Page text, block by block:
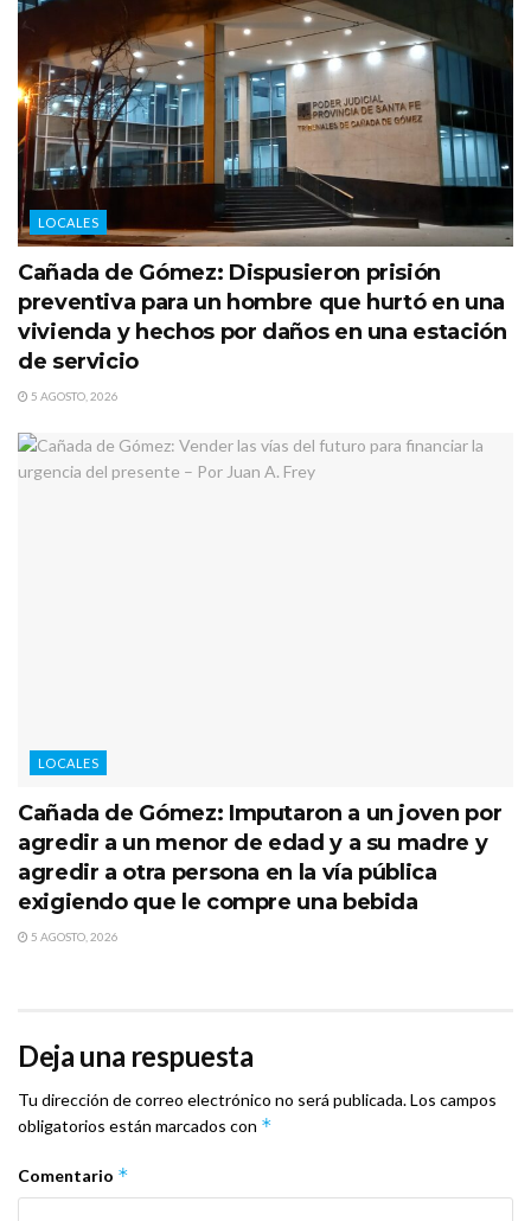
LOCALES
Cañada de Gómez: Dispusieron prisión
preventiva para un hombre que hurtó en una
vivienda y hechos por daños en una estación
de servicio
5 AGOSTO, 2026
LOCALES
Cañada de Gómez: Imputaron a un joven por
agredir a un menor de edad y a su madre y
agredir a otra persona en la vía pública
exigiendo que le compre una bebida
5 AGOSTO, 2026
Deja una respuesta
Tu dirección de correo electrónico no será publicada.Los campos
obligatorios están marcados con *
Comentario *